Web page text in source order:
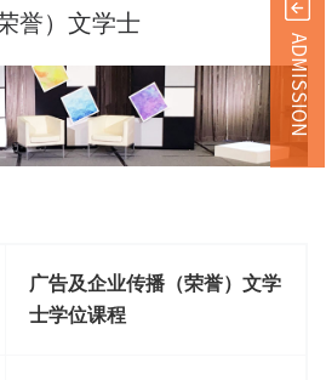
誉）文学士
广告及企业传播（荣誉）文学
士学位课程
ADMISSION